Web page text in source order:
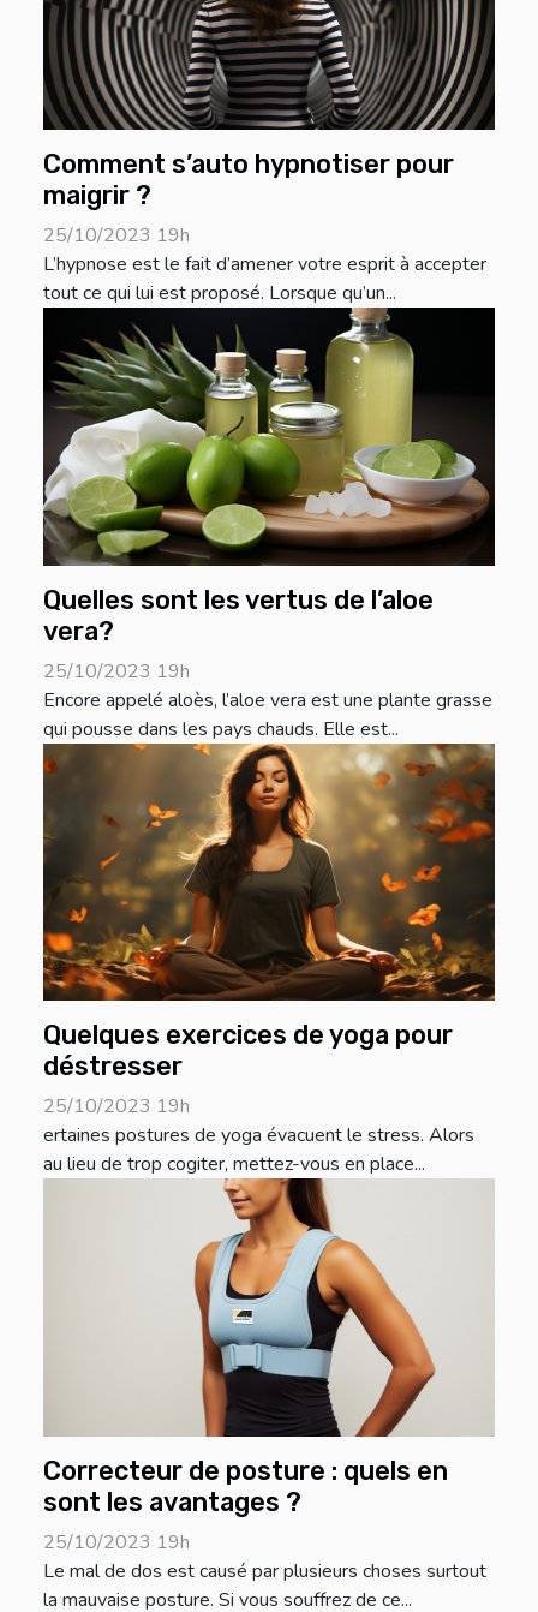
Comment s’auto hypnotiser pour
maigrir ?
25/10/2023 19h
L’hypnose est le fait d’amener votre esprit à accepter
tout ce qui lui est proposé. Lorsque qu’un...
Quelles sont les vertus de l’aloe
vera?
25/10/2023 19h
Encore appelé aloès, l’aloe vera est une plante grasse
qui pousse dans les pays chauds. Elle est...
Quelques exercices de yoga pour
déstresser
25/10/2023 19h
ertaines postures de yoga évacuent le stress. Alors
au lieu de trop cogiter, mettez-vous en place...
Correcteur de posture : quels en
sont les avantages ?
25/10/2023 19h
Le mal de dos est causé par plusieurs choses surtout
la mauvaise posture. Si vous souffrez de ce...